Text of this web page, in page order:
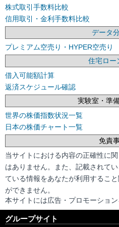
株式取引手数料比較
信用取引・金利手数料比較
データ
プレミアム空売り・HYPER空売り
住宅ロー
借入可能額計算
返済スケジュール確認
実験室・準
世界の株価指数状況一覧
日本の株価チャート一覧
免責
当サイトにおける内容の正確性に
はありません。また、記載されて
ている情報をあなたが利用するこ
ができません。
本サイトには広告・プロモーション
グループサイト